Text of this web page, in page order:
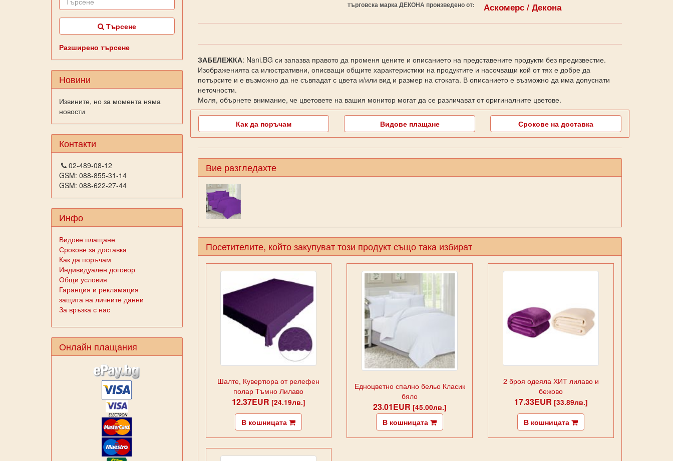
Търсене
Разширено търсене
Новини
Извините, но за момента няма
новости
Контакти
02-489-08-12
GSM: 088-855-31-14
GSM: 088-622-27-44
Инфо
Видове плащане
Срокове за доставка
Как да поръчам
Индивидуален договор
Общи условия
Гаранция и рекламация
защита на личните данни
За връзка с нас
Онлайн плащания
търговска марка ДЕКОНА произведено от: Аскомерс / Декона
ЗАБЕЛЕЖКА: Nani.BG си запазва правото да променя цените и описанието на представените продукти без предизвестие.
Изображенията са илюстративни, описващи общите характеристики на продуктите и насочващи кой от тях е добре да
потърсите и е възможно да не съвпадат с цвета и/или вид и размер на стоката. В описанието е възможно да има допуснати
неточности.
Моля, обърнете внимание, че цветовете на вашия монитор могат да се различават от оригиналните цветове.
Как да поръчам Видове плащане Срокове на доставка
Вие разгледахте
Посетителите, който закупуват този продукт също така избират
Шалте, Кувертюра от релефен
полар Тъмно Лилаво
12.37EUR [24.19лв.]
В кошницата
Едноцветно спално бельо Класик
бяло
23.01EUR [45.00лв.]
В кошницата
2 броя одеяла ХИТ лилаво и
бежово
17.33EUR [33.89лв.]
В кошницата